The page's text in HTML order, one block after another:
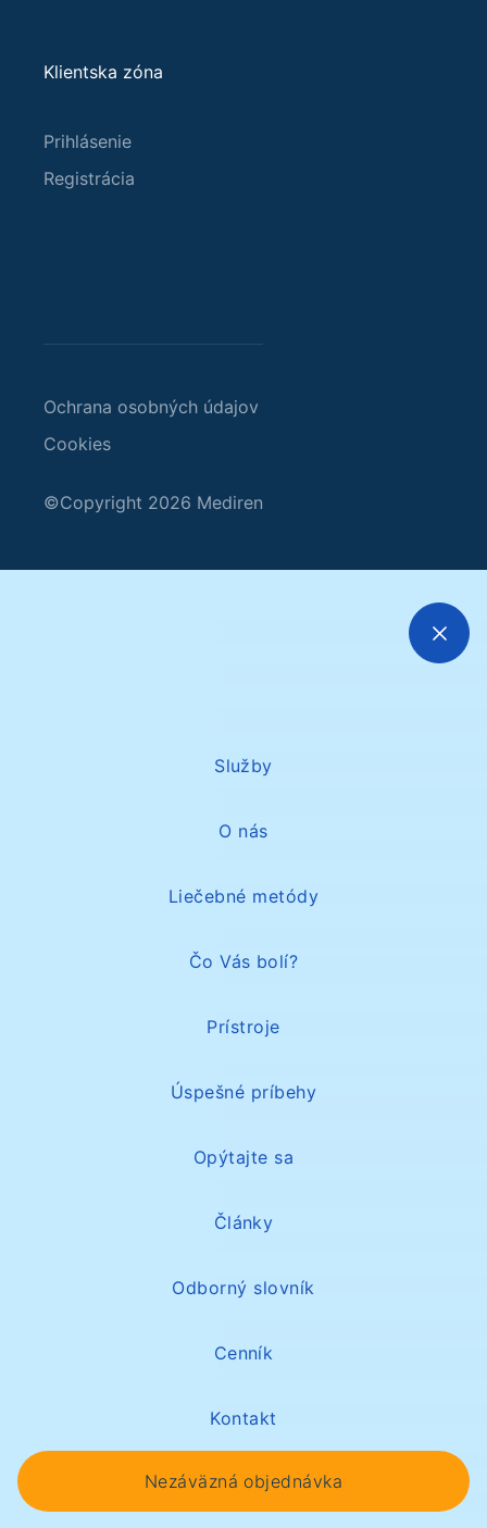
Klientska zóna
Prihlásenie
Registrácia
©Copyright 2026 Mediren
Ochrana osobných údajov
Cookies
Close
Nezáväzná objednávka
Služby
O nás
Liečebné metódy
Čo Vás bolí?
Prístroje
Úspešné príbehy
Opýtajte sa
Články
Odborný slovník
Cenník
Kontakt